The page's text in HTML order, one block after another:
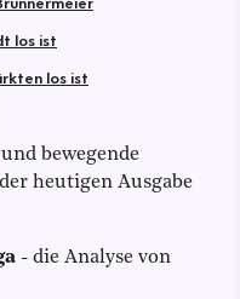
los ist
los ist
bewegende
heutigen Ausgabe
- die Analyse von